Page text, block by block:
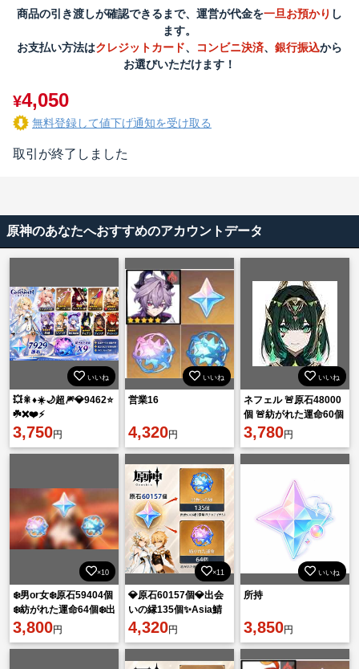
商品の引き渡しが確認できるまで、運営が代金を一旦お預かり し
ます。
お支払い方法はクレジットカード、 コンビニ決済、 銀行振込から
お選びいただけます！
¥4,050
無料登録して値下げ通知を受け取る
取引が終了しました
原神のあなたへおすすめのアカウントデータ
いいね
💥🎇♦️☀️🌙超🎆💎9462⭐
☘️❌❤️⚡
3,750円
いいね
営業16
4,320円
いいね
ネフェル 🚨原石48000
個 🚨紡がれた運命60個
🚨出会いの縁100個
3,780円
×10
❄️男or女❄️原石59404個
❄️紡がれた運命64個❄️出
会いの縁135個
❄️❄️❄️❄️❄️❄️
3,800円
×11
💎原石60157個💎出会
いの縁135個✨Asia鯖
🔥即購入OK⚡
4,320円
いいね
所持
3,850円